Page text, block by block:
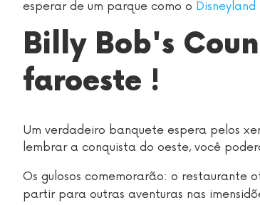
esperar de um parque como o Disneyland
Billy Bob's
faroeste !
Um verdadeiro banquete espera pelos
lembrar a conquista do oeste, você
Os gulosos comemorarão: o restaurante
partir para outras aventuras nas